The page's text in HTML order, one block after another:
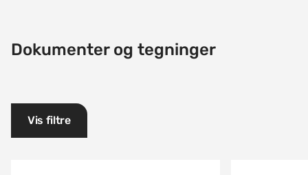
Dokumenter og tegninger
Vis filtre